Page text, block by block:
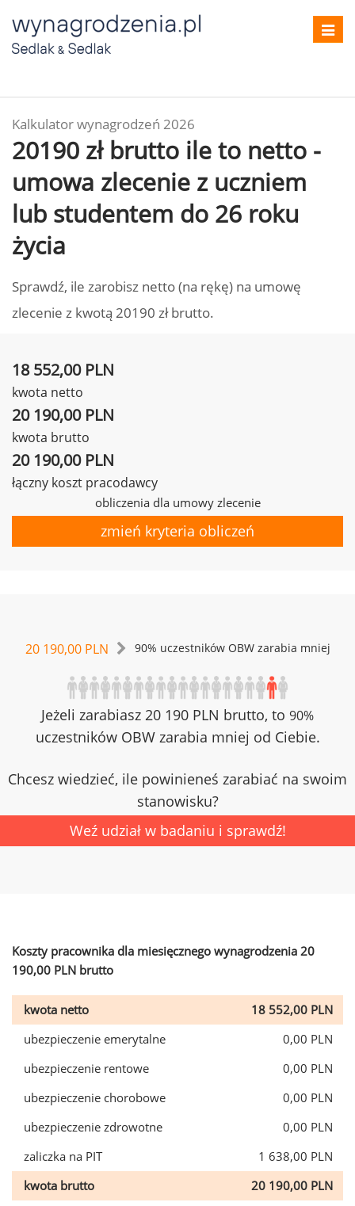
Kalkulator wynagrodzeń 2026
20190 zł brutto ile to netto -
umowa zlecenie z uczniem
lub studentem do 26 roku
życia
Sprawdź, ile zarobisz netto (na rękę) na umowę
zlecenie z kwotą 20190 zł brutto.
18 552,00 PLN
kwota netto
20 190,00 PLN
kwota brutto
20 190,00 PLN
łączny koszt pracodawcy
obliczenia dla umowy zlecenie
zmień kryteria obliczeń
20 190,00 PLN 90% uczestników OBW zarabia mniej
Jeżeli zarabiasz 20 190 PLN brutto, to 90%
uczestników OBW zarabia mniej od Ciebie.
Chcesz wiedzieć, ile powinieneś zarabiać na swoim
stanowisku?
Weź udział w badaniu i sprawdź!
Koszty pracownika dla miesięcznego wynagrodzenia 20
190,00 PLN brutto
kwota netto
18 552,00 PLN
ubezpieczenie emerytalne
0,00 PLN
ubezpieczenie rentowe
0,00 PLN
ubezpieczenie chorobowe
0,00 PLN
ubezpieczenie zdrowotne
0,00 PLN
zaliczka na PIT
1 638,00 PLN
kwota brutto
20 190,00 PLN